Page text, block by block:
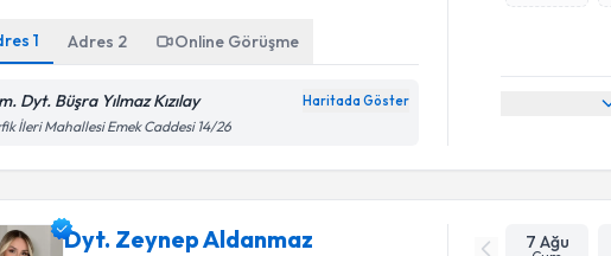
1 Adres 2 Online Görüşme
Dyt. Büşra Yılmaz Kızılay Haritada Göster
İleri Mahallesi Emek Caddesi 14/26
Dyt. Zeynep Aldanmaz 7 Ağu